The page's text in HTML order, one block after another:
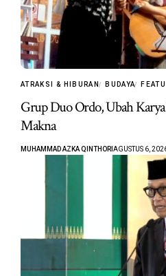
ATRAKSI & HIBURAN BUDAYA
Grup Duo Ordo, Ubah
Makna
MUHAMMAD AZKA QINTHORI AGUSTUS 6,